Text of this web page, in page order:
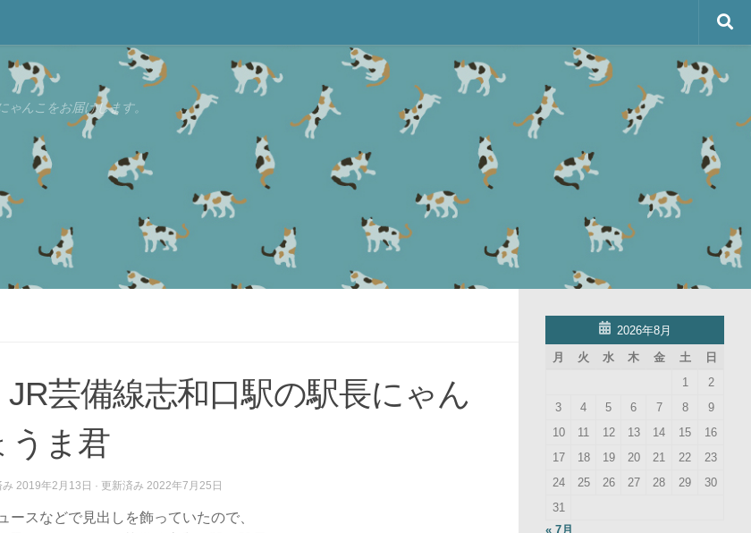
ゃんこをお届けします。
JR芸備線志和口駅の駅長にゃん
うま君
み 2019年2月13日 · 更新済み 2022年7月25日
ースなどで見出しを飾っていたので、
2026年8月
月
火 水 木 金 土
日
1
2
3
4 5 6 7 8
9
10
11 12 13 14 15
16
17
18 19 20 21 22
23
24
25 26 27 28 29
30
31
« 7月